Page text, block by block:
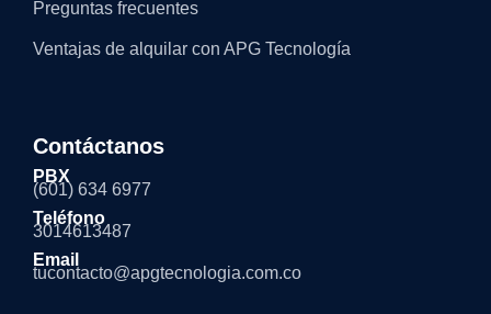
Preguntas frecuentes
Ventajas de alquilar con APG Tecnología
Contáctanos
PBX
(601) 634 6977
Teléfono
3014613487
Email
tucontacto@apgtecnologia.com.co